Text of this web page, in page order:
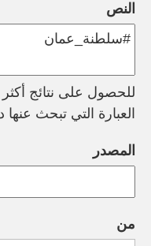
النص
للحصول على نتائج
العبارة التي تبحث
المصدر
من